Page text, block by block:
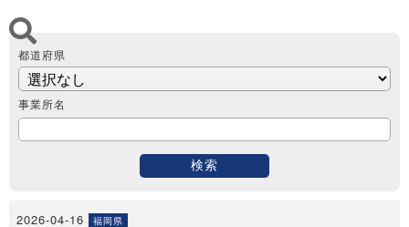
都道府県
事業所名
検索
2026-04-16 福岡県